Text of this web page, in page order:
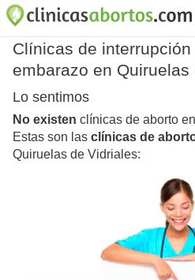
Clínicas de
embarazo en Quiruelas
Lo sentimos
No existen clínicas de aborto
Estas son las clínicas de
Quiruelas de Vidriales: